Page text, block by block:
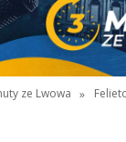
ze Lwowa »